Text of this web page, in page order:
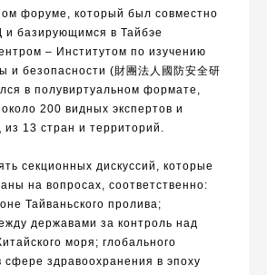
ом форуме , который был совместно
и базирующимся в Тайбэе
– Институтом по изучению
и безопасности (財團法人國防安全研
лся в полувиртуальном формате,
около 200 видных экспертов и
из 13 стран и территорий.
секционных дискуссий, которые
на вопросах, соответственно:
Тайваньского пролива;
державами за контроль над
моря; глобального
сфере здравоохранения в эпоху